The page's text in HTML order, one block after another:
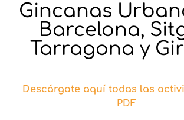
Gincanas
Barcelona,
Tarragona y
Descárgate aquí todas las
PDF